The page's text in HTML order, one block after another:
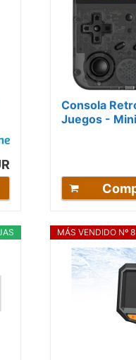
Consola
Juegos -
Juegos de
MÁS VENDIDO Nº 8